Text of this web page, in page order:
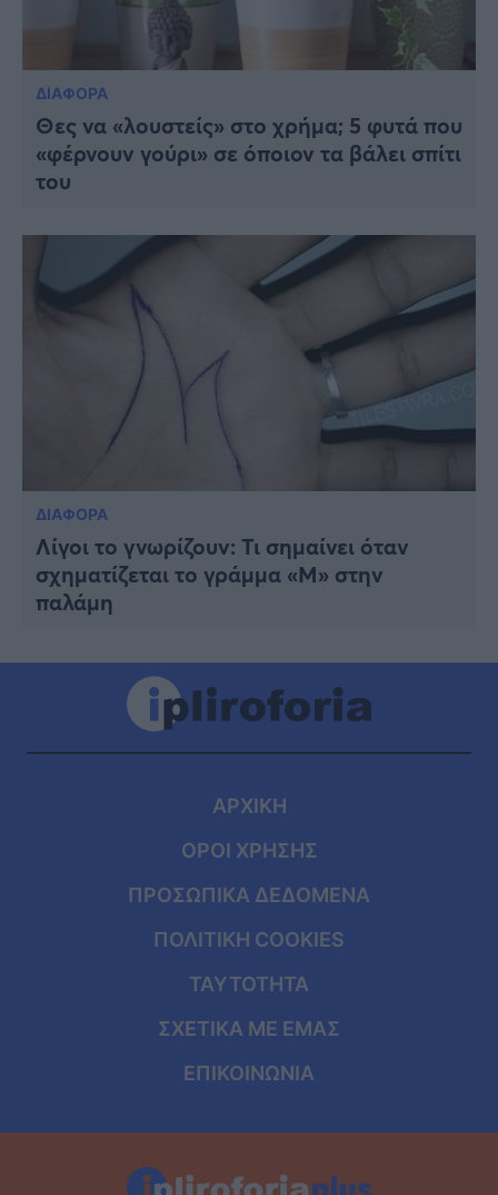
ΔΙΑΦΟΡΑ
Θες να «λουστείς» στο χρήμα; 5 φυτά που
«φέρνουν γούρι» σε όποιον τα βάλει σπίτι
του
ΔΙΑΦΟΡΑ
Λίγοι το γνωρίζουν: Τι σημαίνει όταν
σχηματίζεται το γράμμα «Μ» στην
παλάμη
ΑΡΧΙΚΗ
ΟΡΟΙ ΧΡΗΣΗΣ
ΠΡΟΣΩΠΙΚΑ ΔΕΔΟΜΕΝΑ
ΠΟΛΙΤΙΚΗ COOKIES
ΤΑΥΤΟΤΗΤΑ
ΣΧΕΤΙΚΑ ΜΕ ΕΜΑΣ
ΕΠΙΚΟΙΝΩΝΙΑ